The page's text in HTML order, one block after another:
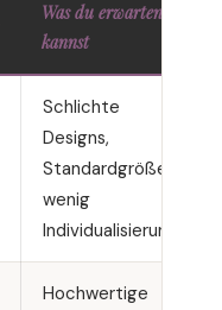
Was du erwarten
kannst
Schlichte
Designs,
Standardgrößen,
wenig
Individualisierung
Hochwertige